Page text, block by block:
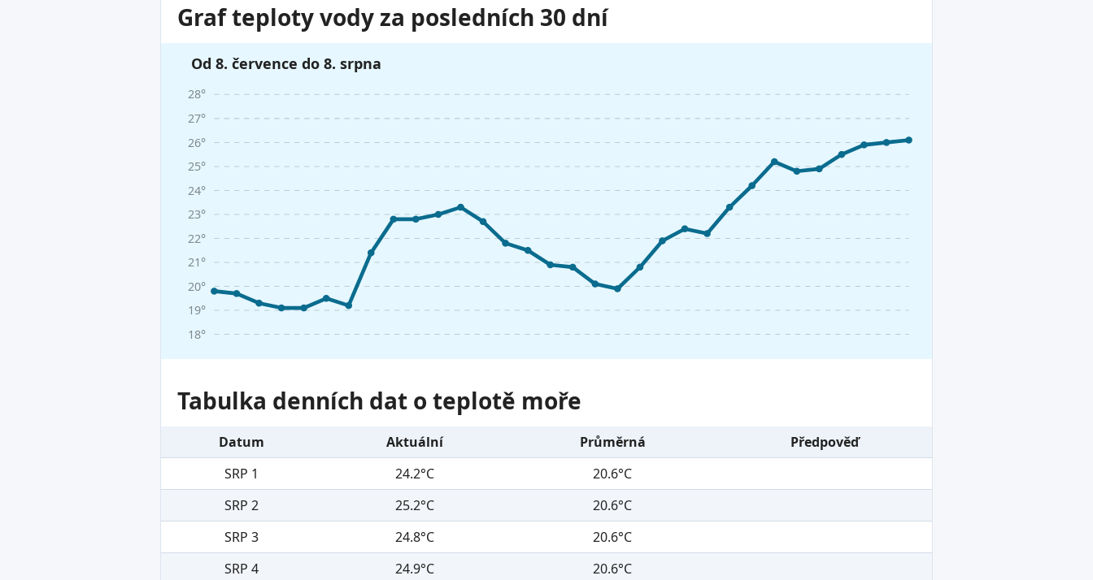
Graf teploty vody za posledních 30 dní
Od 8. července do 8. srpna
18°
19°
20°
21°
22°
23°
24°
25°
26°
27°
28°
Tabulka denních dat o teplotě moře
Datum Aktuální Průměrná
Předpověď
SRP 1
24.2°C
20.6°C
SRP 2
25.2°C
20.6°C
SRP 3
24.8°C
20.6°C
SRP 4
24.9°C
20.6°C